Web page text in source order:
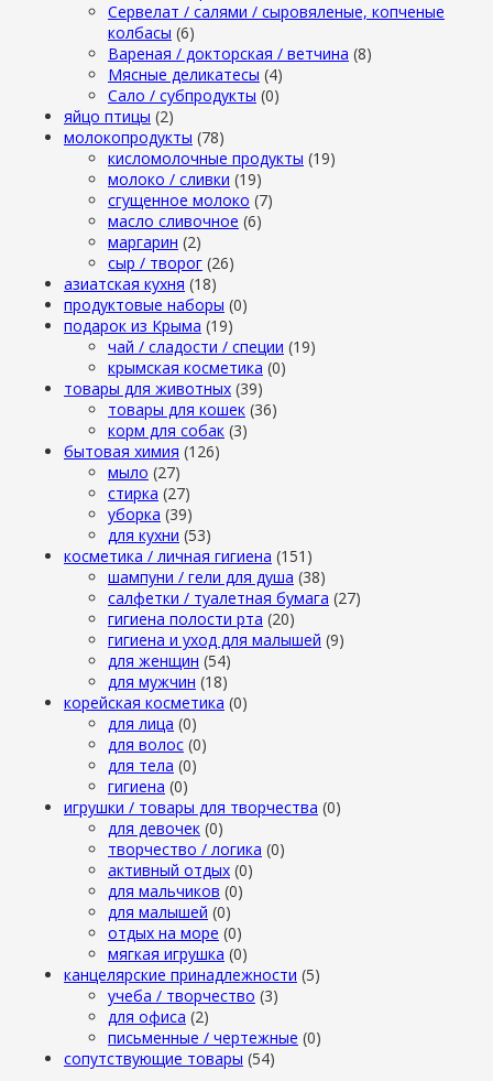
Сервелат / салями / сыровяленые, копченые
колбасы (6)
Вареная / докторская / ветчина (8)
Мясные деликатесы (4)
Сало / субпродукты (0)
яйцо птицы (2)
молокопродукты (78)
кисломолочные продукты (19)
молоко / сливки (19)
сгущенное молоко (7)
масло сливочное (6)
маргарин (2)
сыр / творог (26)
азиатская кухня (18)
продуктовые наборы (0)
подарок из Крыма (19)
чай / сладости / специи (19)
крымская косметика (0)
товары для животных (39)
товары для кошек (36)
корм для собак (3)
бытовая химия (126)
мыло (27)
стирка (27)
уборка (39)
для кухни (53)
косметика / личная гигиена (151)
шампуни / гели для душа (38)
салфетки / туалетная бумага (27)
гигиена полости рта (20)
гигиена и уход для малышей (9)
для женщин (54)
для мужчин (18)
корейская косметика (0)
для лица (0)
для волос (0)
для тела (0)
гигиена (0)
игрушки / товары для творчества (0)
для девочек (0)
творчество / логика (0)
активный отдых (0)
для мальчиков (0)
для малышей (0)
отдых на море (0)
мягкая игрушка (0)
канцелярские принадлежности (5)
учеба / творчество (3)
для офиса (2)
письменные / чертежные (0)
сопутствующие товары (54)